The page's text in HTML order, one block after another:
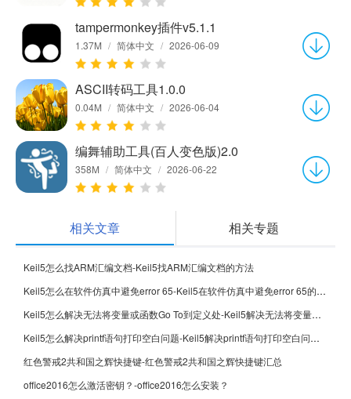
tampermonkey插件v5.1.1
1.37M / 简体中文 / 2026-06-09
ASCII转码工具1.0.0
0.04M / 简体中文 / 2026-06-04
编舞辅助工具(百人变色版)2.0
358M / 简体中文 / 2026-06-22
相关文章 相关专题
Keil5怎么找ARM汇编文档-Keil5找ARM汇编文档的方法
Keil5怎么在软件仿真中避免error 65-Keil5在软件仿真中避免error 65的方法
Keil5怎么解决无法将变量或函数Go To到定义处-Keil5解决无法将变量或函数Go To到定义处的方法
Keil5怎么解决printf语句打印空白问题-Keil5解决printf语句打印空白问题的方法
红色警戒2共和国之辉快捷键-红色警戒2共和国之辉快捷键汇总
office2016怎么激活密钥？-office2016怎么安装？